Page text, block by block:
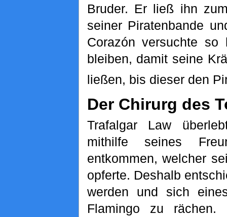
Bruder. Er ließ ihn
seiner Piratenbande
Corazón versuchte
bleiben, damit seine
ließen, bis dieser den
Der Chirurg des
Trafalgar Law
mithilfe seines
entkommen, welcher
opferte. Deshalb
werden und sich
Flamingo zu